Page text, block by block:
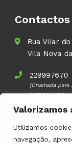
Valorizamos
Utilizamos
navegação,
Contactos
Rua Vilar
Vila Nova
229997670
(Chamada
937911083
(Chamada